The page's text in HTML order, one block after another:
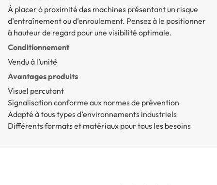
À placer à proximité des machines présentant un risque
d’entraînement ou d’enroulement. Pensez à le positionner
à hauteur de regard pour une visibilité optimale.
Conditionnement
Vendu à l’unité
Avantages produits
Visuel percutant
Signalisation conforme aux normes de prévention
Adapté à tous types d’environnements industriels
Différents formats et matériaux pour tous les besoins